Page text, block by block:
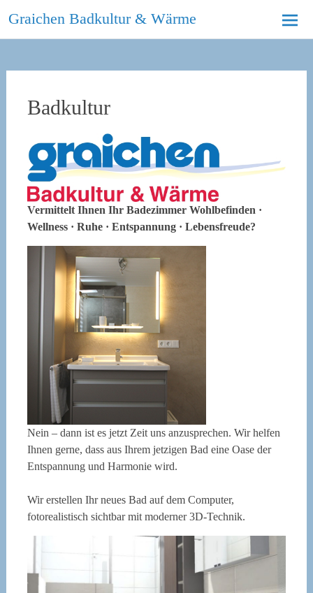
content
Graichen Badkultur & Wärme
Badkultur
Vermittelt Ihnen Ihr Badezimmer Wohlbefinden ·
Wellness · Ruhe · Entspannung · Lebensfreude?
Nein – dann ist es jetzt Zeit uns anzusprechen. Wir helfen
Ihnen gerne, dass aus Ihrem jetzigen Bad eine Oase der
Entspannung und Harmonie wird.
Wir erstellen Ihr neues Bad auf dem Computer,
fotorealistisch sichtbar mit moderner 3D-Technik.